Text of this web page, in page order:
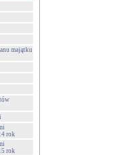
majątku
rok
rok